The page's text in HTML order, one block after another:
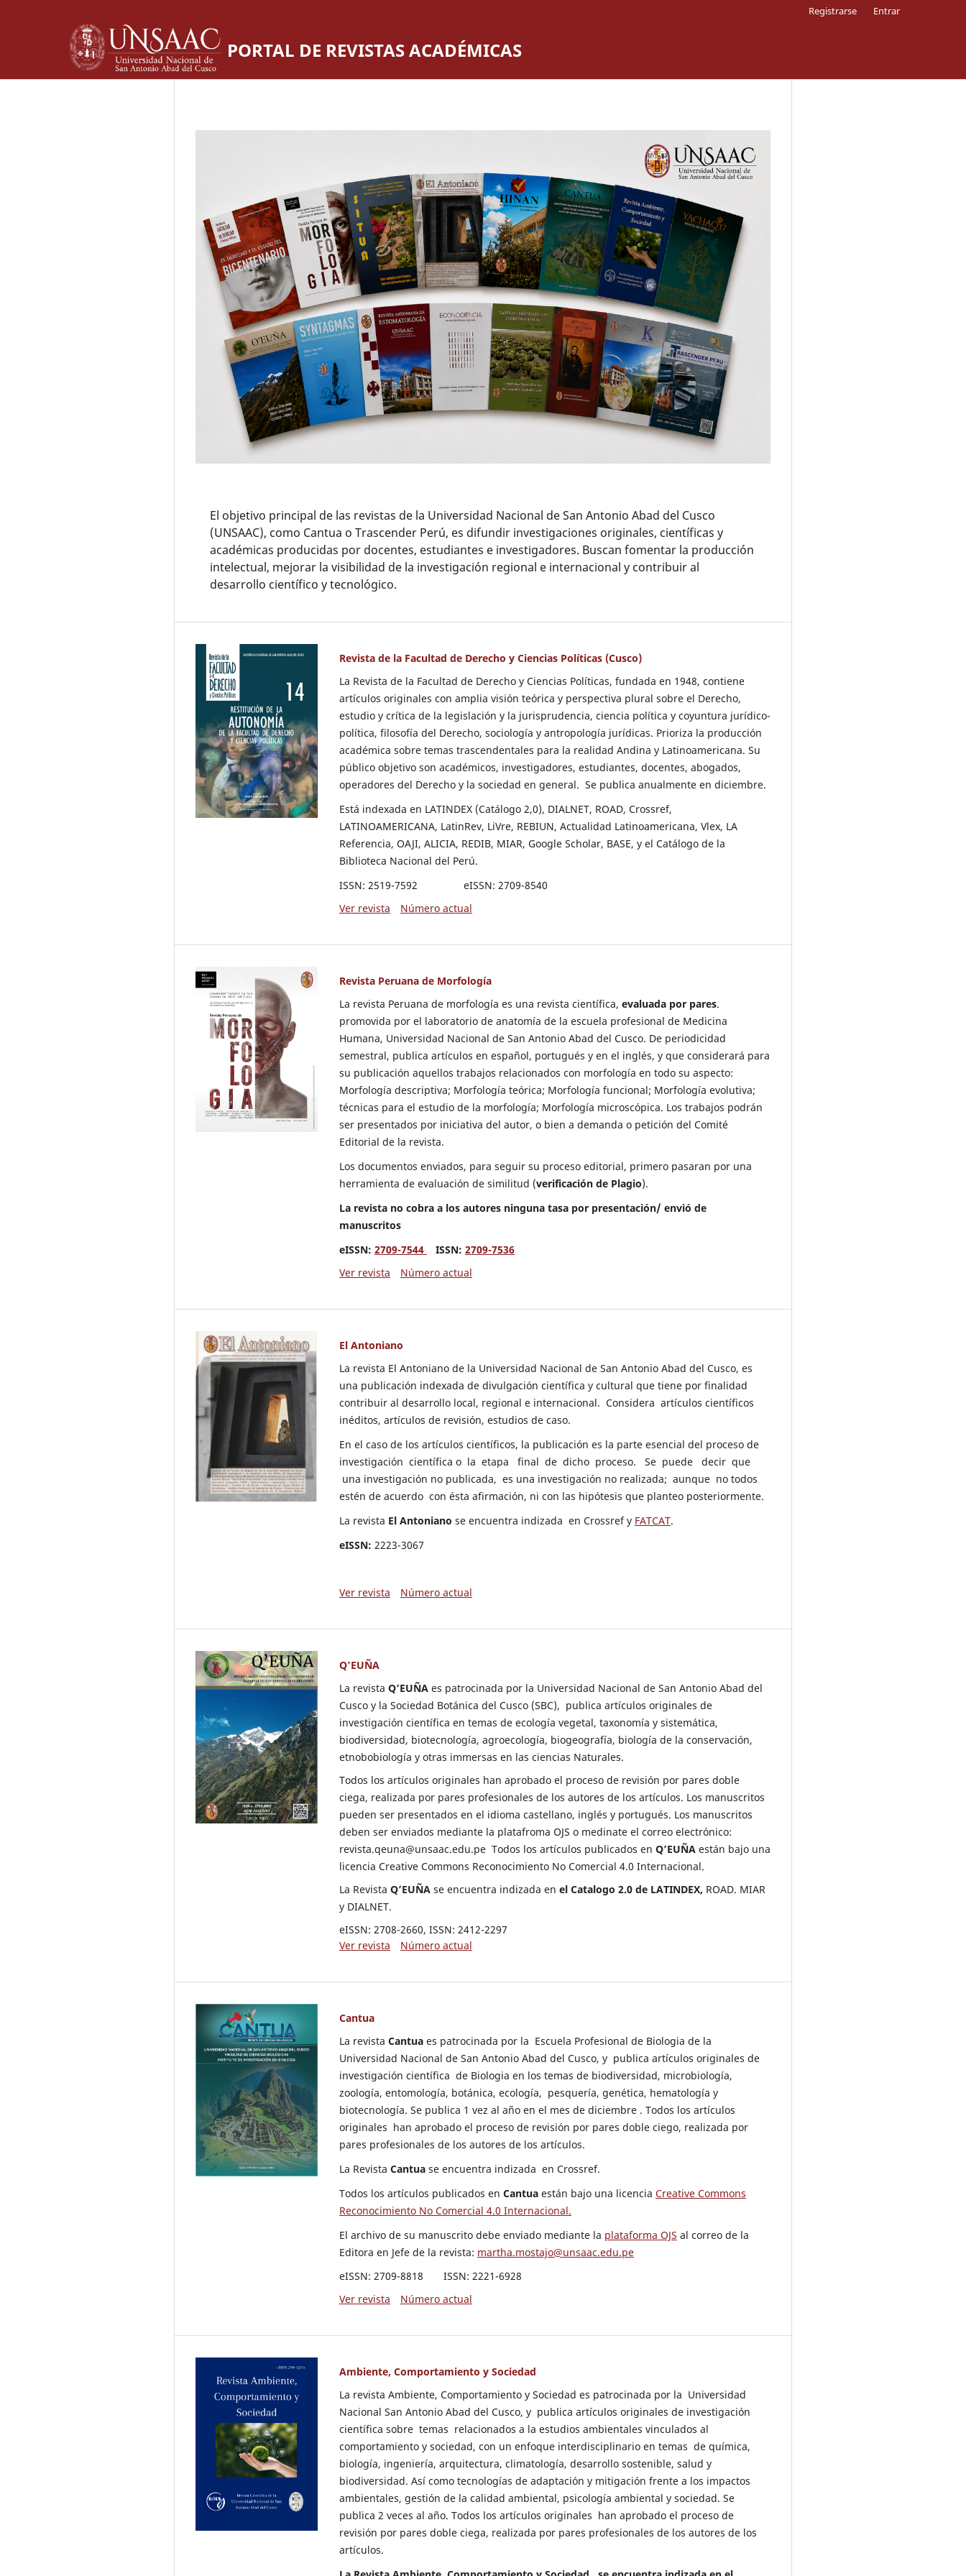
PORTAL DE REVISTAS ACADÉMICAS
Registrarse Entrar
El objetivo principal de las revistas de la Universidad Nacional de San Antonio Abad del Cusco
(UNSAAC), como Cantua o Trascender Perú, es difundir investigaciones originales, científicas y
académicas producidas por docentes, estudiantes e investigadores. Buscan fomentar la producción
intelectual, mejorar la visibilidad de la investigación regional e internacional y contribuir al
desarrollo científico y tecnológico.
Revista de la Facultad de Derecho y Ciencias Políticas (Cusco)
La Revista de la Facultad de Derecho y Ciencias Políticas, fundada en 1948, contiene
artículos originales con amplia visión teórica y perspectiva plural sobre el Derecho,
estudio y crítica de la legislación y la jurisprudencia, ciencia política y coyuntura jurídico-
política, filosofía del Derecho, sociología y antropología jurídicas. Prioriza la producción
académica sobre temas trascendentales para la realidad Andina y Latinoamericana. Su
público objetivo son académicos, investigadores, estudiantes, docentes, abogados,
operadores del Derecho y la sociedad en general. Se publica anualmente en diciembre.
Está indexada en LATINDEX (Catálogo 2,0), DIALNET, ROAD, Crossref,
LATINOAMERICANA, LatinRev, LiVre, REBIUN, Actualidad Latinoamericana, Vlex, LA
Referencia, OAJI, ALICIA, REDIB, MIAR, Google Scholar, BASE, y el Catálogo de la
Biblioteca Nacional del Perú.
ISSN: 2519-7592 eISSN: 2709-8540
Ver revista
Número actual
Revista Peruana de Morfología
La revista Peruana de morfología es una revista científica, evaluada por pares.
promovida por el laboratorio de anatomía de la escuela profesional de Medicina
Humana, Universidad Nacional de San Antonio Abad del Cusco. De periodicidad
semestral, publica artículos en español, portugués y en el inglés, y que considerará para
su publicación aquellos trabajos relacionados con morfología en todo su aspecto:
Morfología descriptiva; Morfología teórica; Morfología funcional; Morfología evolutiva;
técnicas para el estudio de la morfología; Morfología microscópica. Los trabajos podrán
ser presentados por iniciativa del autor, o bien a demanda o petición del Comité
Editorial de la revista.
Los documentos enviados, para seguir su proceso editorial, primero pasaran por una
herramienta de evaluación de similitud (verificación de Plagio).
La revista no cobra a los autores ninguna tasa por presentación/ envió de
manuscritos
eISSN: 2709-7544 ISSN: 2709-7536
Ver revista
Número actual
El Antoniano
La revista El Antoniano de la Universidad Nacional de San Antonio Abad del Cusco, es
una publicación indexada de divulgación científica y cultural que tiene por finalidad
contribuir al desarrollo local, regional e internacional. Considera artículos científicos
inéditos, artículos de revisión, estudios de caso.
En el caso de los artículos científicos, la publicación es la parte esencial del proceso de
investigación científica o la etapa final de dicho proceso. Se puede decir que
una investigación no publicada, es una investigación no realizada; aunque no todos
estén de acuerdo con ésta afirmación, ni con las hipótesis que planteo posteriormente.
La revista El Antoniano se encuentra indizada en Crossref y FATCAT.
eISSN: 2223-3067
Ver revista Número actual
Q'EUÑA
La revista Q’EUÑA es patrocinada por la Universidad Nacional de San Antonio Abad del
Cusco y la Sociedad Botánica del Cusco (SBC), publica artículos originales de
investigación científica en temas de ecología vegetal, taxonomía y sistemática,
biodiversidad, biotecnología, agroecología, biogeografía, biología de la conservación,
etnobobiología y otras immersas en las ciencias Naturales.
Todos los artículos originales han aprobado el proceso de revisión por pares doble
ciega, realizada por pares profesionales de los autores de los artículos. Los manuscritos
pueden ser presentados en el idioma castellano, inglés y portugués. Los manuscritos
deben ser enviados mediante la platafroma OJS o medinate el correo electrónico:
revista.qeuna@unsaac.edu.pe Todos los artículos publicados en Q’EUÑA están bajo una
licencia Creative Commons Reconocimiento No Comercial 4.0 Internacional.
La Revista Q’EUÑA se encuentra indizada en el Catalogo 2.0 de LATINDEX, ROAD. MIAR
y DIALNET.
eISSN: 2708-2660, ISSN: 2412-2297
Ver revista
Número actual
Cantua
La revista Cantua es patrocinada por la Escuela Profesional de Biologia de la
Universidad Nacional de San Antonio Abad del Cusco, y publica artículos originales de
investigación científica de Biologia en los temas de biodiversidad, microbiología,
zoología, entomología, botánica, ecología, pesquería, genética, hematología y
biotecnología. Se publica 1 vez al año en el mes de diciembre . Todos los artículos
originales han aprobado el proceso de revisión por pares doble ciego, realizada por
pares profesionales de los autores de los artículos.
La Revista Cantua se encuentra indizada en Crossref.
Todos los artículos publicados en Cantua están bajo una licencia Creative Commons
Reconocimiento No Comercial 4.0 Internacional.
El archivo de su manuscrito debe enviado mediante la plataforma OJS al correo de la
Editora en Jefe de la revista: martha.mostajo@unsaac.edu.pe
eISSN: 2709-8818 ISSN: 2221-6928
Ver revista
Número actual
Ambiente, Comportamiento y Sociedad
La revista Ambiente, Comportamiento y Sociedad es patrocinada por la Universidad
Nacional San Antonio Abad del Cusco, y publica artículos originales de investigación
científica sobre temas relacionados a la estudios ambientales vinculados al
comportamiento y sociedad, con un enfoque interdisciplinario en temas de química,
biología, ingeniería, arquitectura, climatología, desarrollo sostenible, salud y
biodiversidad. Así como tecnologías de adaptación y mitigación frente a los impactos
ambientales, gestión de la calidad ambiental, psicología ambiental y sociedad. Se
publica 2 veces al año. Todos los artículos originales han aprobado el proceso de
revisión por pares doble ciega, realizada por pares profesionales de los autores de los
artículos.